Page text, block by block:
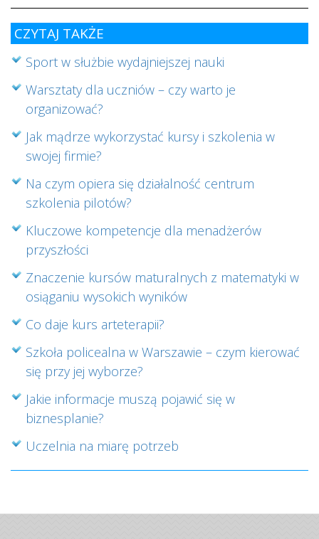
CZYTAJ TAKŻE
Sport w służbie wydajniejszej nauki
Warsztaty dla uczniów – czy warto je
organizować?
Jak mądrze wykorzystać kursy i szkolenia w
swojej firmie?
Na czym opiera się działalność centrum
szkolenia pilotów?
Kluczowe kompetencje dla menadżerów
przyszłości
Znaczenie kursów maturalnych z matematyki w
osiąganiu wysokich wyników
Co daje kurs arteterapii?
Szkoła policealna w Warszawie – czym kierować
się przy jej wyborze?
Jakie informacje muszą pojawić się w
biznesplanie?
Uczelnia na miarę potrzeb